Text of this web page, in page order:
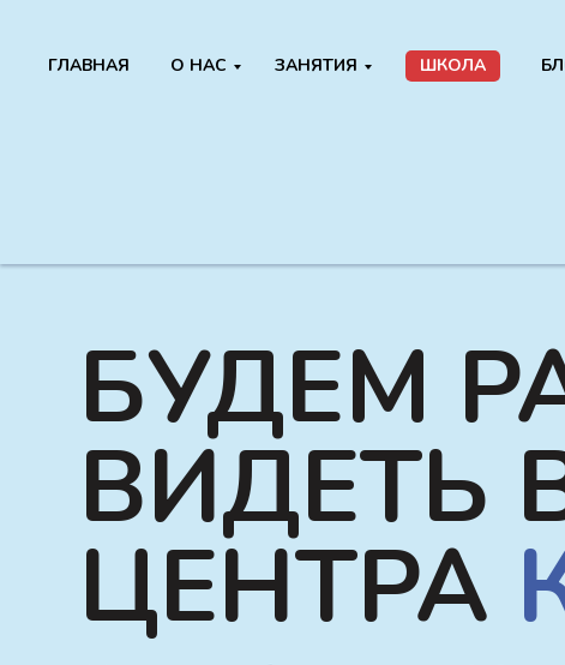
ГЛАВНАЯ О НАС ЗАНЯТИЯ ШКОЛА
БУДЕМ
ВИДЕТЬ
ЦЕНТРА